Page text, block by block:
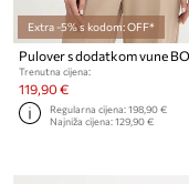
Extra -5% s kodom: OFF*
Trenutna cijena:
119,90 €
Regularna cijena:198,90 €
Najniža cijena:129,90 €